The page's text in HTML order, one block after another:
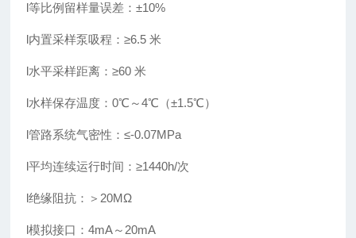
l等比例留样量误差：±10%
l内置采样泵吸程：≥6.5 米
l水平采样距离：≥60 米
l水样保存温度：0℃～4℃（±1.5℃）
l管路系统气密性：≤-0.07MPa
l平均连续运行时间：≥1440h/次
l绝缘阻抗：＞20MΩ
l模拟接口：4mA～20mA